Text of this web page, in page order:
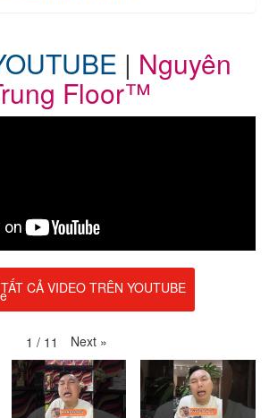
| Nguyên
Floor™
CẢ VIDEO TRÊN YOUTUBE
1 / 11 Next »